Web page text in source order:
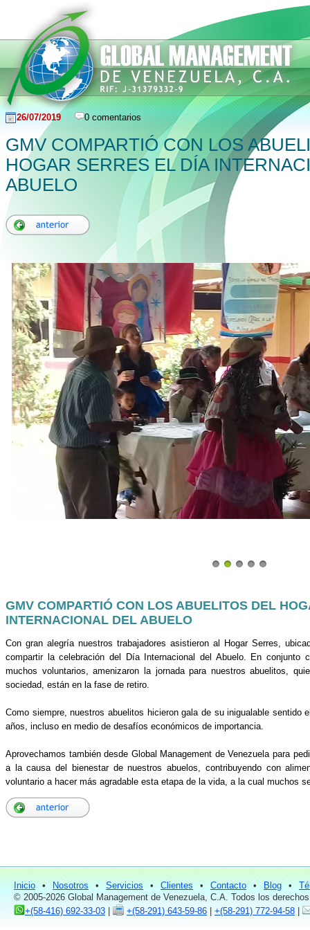
26/07/2019 0 comentarios
GMV COMPARTIÓ CON LOS
HOGAR SERRES EL DÍA
ABUELO
GMV COMPARTIÓ CON LOS ABUELITOS DEL
INTERNACIONAL DEL ABUELO
Con gran alegría nuestros trabajadores asistieron al Hogar Serres,
compartir la celebración del Día Internacional del Abuelo. En conjunto
muchos voluntarios, amenizaron la jornada para nuestros abuelitos,
sociedad, están en la fase de retiro.
Como siempre, nuestros abuelitos hicieron gala de su inigualable sentido
años, incluso en medio de desafíos económicos de importancia.
Aprovechamos también desde Global Management de Venezuela para
a la causa del bienestar de nuestros abuelos, contribuyendo con
voluntario a hacer más agradable esta etapa de la vida, a la cual muchos
Inicio • Nosotros • Servicios • Clientes • Contacto • Blog •
© 2005-2026 Global Management de Venezuela, C.A. Todos los
+(58-416) 692-33-03
+(58-291) 643-59-86 +(58-291) 772-94-58